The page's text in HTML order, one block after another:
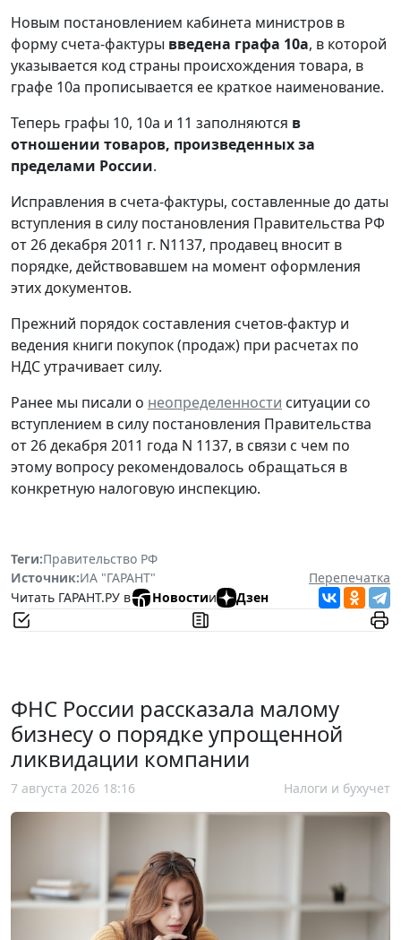
Новым постановлением кабинета министров в
форму счета-фактуры введена графа 10а, в которой
указывается код страны происхождения товара, в
графе 10а прописывается ее краткое наименование.
Теперь графы 10, 10а и 11 заполняются в
отношении товаров, произведенных за
пределами России.
Исправления в счета-фактуры, составленные до даты
вступления в силу постановления Правительства РФ
от 26 декабря 2011 г. N1137, продавец вносит в
порядке, действовавшем на момент оформления
этих документов.
Прежний порядок составления счетов-фактур и
ведения книги покупок (продаж) при расчетах по
НДС утрачивает силу.
Ранее мы писали о неопределенности ситуации со
вступлением в силу постановления Правительства
от 26 декабря 2011 года N 1137, в связи с чем по
этому вопросу рекомендовалось обращаться в
конкретную налоговую инспекцию.
Теги:Правительство РФ
Источник:ИА "ГАРАНТ"
Перепечатка
Читать ГАРАНТ.РУ в
Новостии Дзен
ФНС России рассказала малому
бизнесу о порядке упрощенной
ликвидации компании
7 августа 2026 18:16 Налоги и бухучет